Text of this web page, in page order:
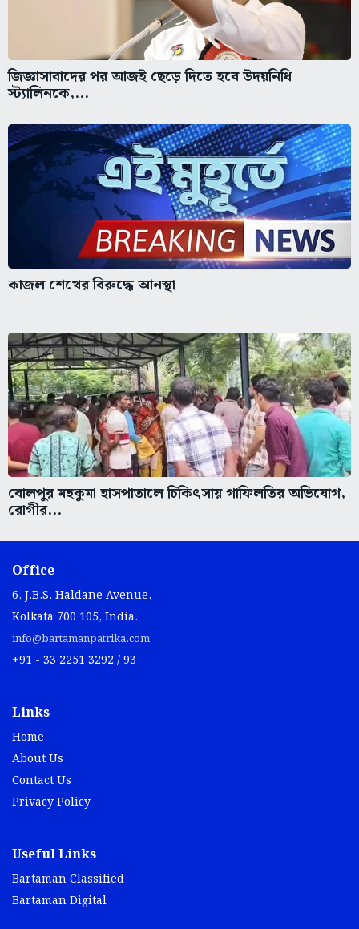
জিজ্ঞাসাবাদের পর আজই ছেড়ে দিতে হবে উদয়নিধি
স্ট্যালিনকে,...
কাজল শেখের বিরুদ্ধে আনস্থা
বোলপুর মহকুমা হাসপাতালে চিকিৎসায় গাফিলতির অভিযোগ,
রোগীর...
Office
6, J.B.S. Haldane Avenue,
Kolkata 700 105, India.
info@bartamanpatrika.com
+91 - 33 2251 3292 / 93
Links
Home
About Us
Contact Us
Privacy Policy
Useful Links
Bartaman Classified
Bartaman Digital